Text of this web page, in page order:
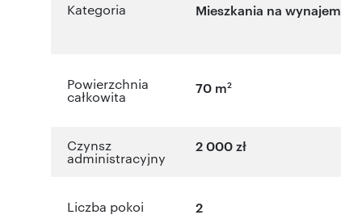
Kategoria Mieszkania na wynajem
Powierzchnia
całkowita
70 m2
Czynsz
administracyjny
2 000 zł
Liczba pokoi 2